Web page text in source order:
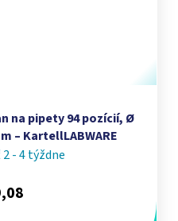
na pipety 94 pozícií, Ø
– KartellLABWARE
- 4 týždne